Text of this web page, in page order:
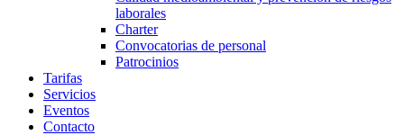
laborales
Charter
Convocatorias de personal
Patrocinios
Tarifas
Servicios
Eventos
Contacto